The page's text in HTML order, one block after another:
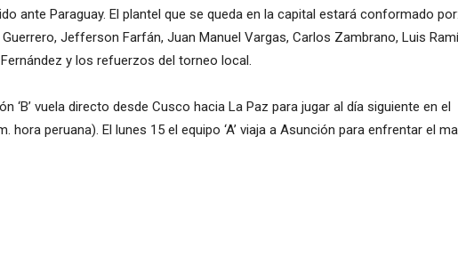
ante Paraguay. El plantel que se queda en la capital estará conformado por:
Jefferson Farfán, Juan Manuel Vargas, Carlos Zambrano, Luis
y los refuerzos del torneo local.
‘B’ vuela directo desde Cusco hacia La Paz para jugar al día siguiente en el
hora peruana). El lunes 15 el equipo ‘A’ viaja a Asunción para enfrentar el